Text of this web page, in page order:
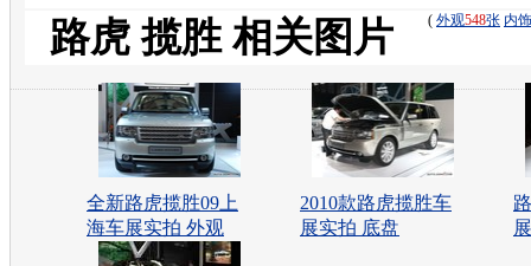
( 外观548张 内饰
路虎 揽胜 相关图片
全新路虎揽胜09上
海车展实拍 外观
2010款路虎揽胜车
展实拍 底盘